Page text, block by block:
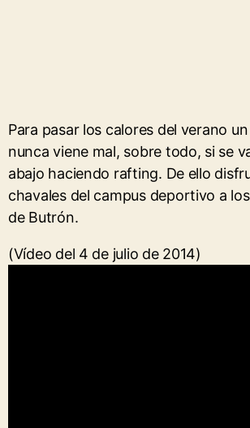
Para pasar los calores del verano
nunca viene mal, sobre todo, si se
abajo haciendo rafting. De ello
chavales del campus deportivo a
de Butrón.
(Vídeo del 4 de julio de 2014)